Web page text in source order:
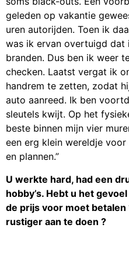
geleden op vakantie
uren autorijden. Toen ik
was ik ervan overtuigd dat
branden. Dus ben ik weer
checken. Laatst vergat ik
handrem te zetten, zodat
auto aanreed. Ik ben
sleutels kwijt. Op het
beste binnen mijn vier
een erg klein wereldje
en plannen.”
U werkte hard, had een
hobby’s. Hebt u het
de prijs voor moet betalen
rustiger aan te doen ?